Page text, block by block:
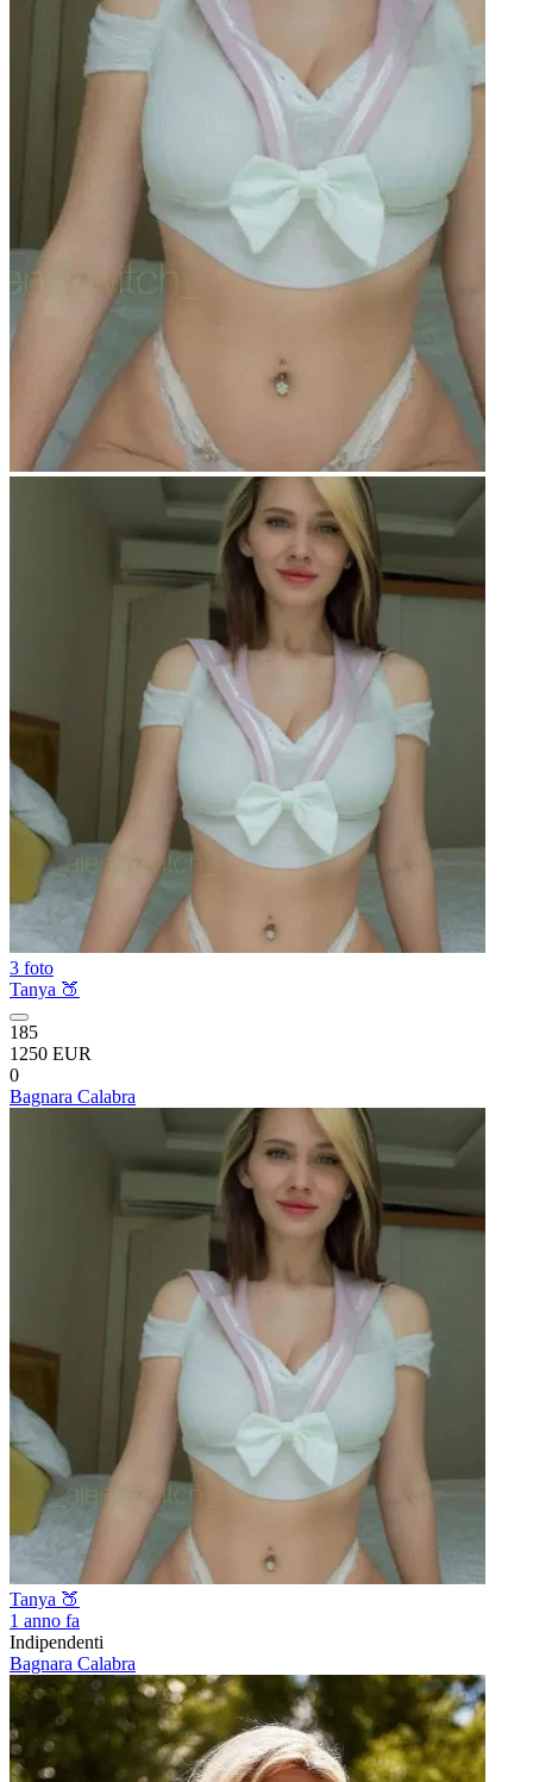
3 foto
Tanya 🍑
185
1250 EUR
0
Bagnara Calabra
Tanya 🍑
1 anno fa
Indipendenti
Bagnara Calabra